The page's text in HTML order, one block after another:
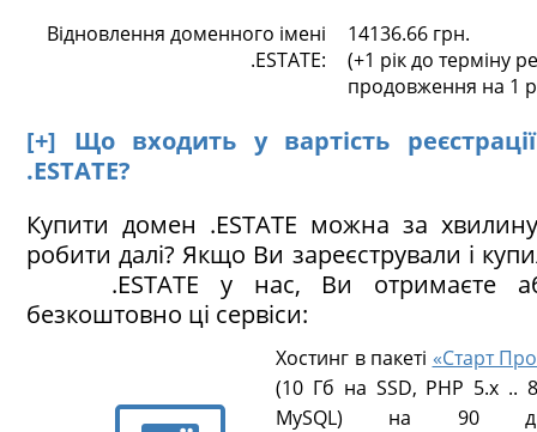
Відновлення доменного імені
.ESTATE:
14136.66 грн.
(+1 рік до терміну
продовження на 1
[+] Що входить у вартість
.ESTATE?
Купити домен .ESTATE можна за
робити далі? Якщо Ви зареєстрували і
.ESTATE у нас, Ви отримаєте
безкоштовно ці сервіси:
Хостинг в пакеті «Старт
(10 Гб на SSD, PHP 5.х ..
MySQL) на 90